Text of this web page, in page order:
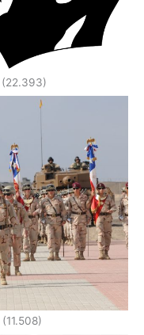
(22.393)
(11.508)